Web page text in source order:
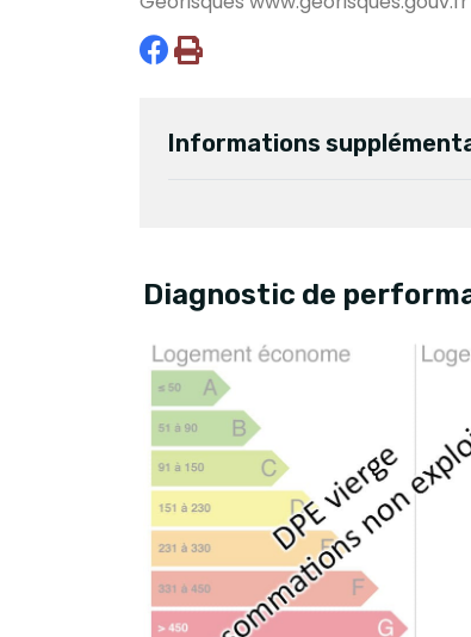
Informations
Diagnostic de